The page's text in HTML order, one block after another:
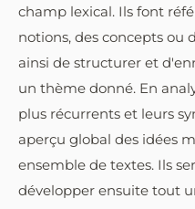
champ lexical. Ils font
notions, des concepts
ainsi de structurer et
un thème donné. En
plus récurrents et leurs
aperçu global des idées
ensemble de textes. Ils
développer ensuite tout